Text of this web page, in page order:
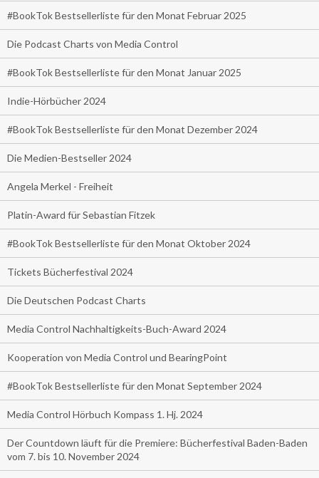
#BookTok Bestsellerliste für den Monat Februar 2025
Die Podcast Charts von Media Control
#BookTok Bestsellerliste für den Monat Januar 2025
Indie-Hörbücher 2024
#BookTok Bestsellerliste für den Monat Dezember 2024
Die Medien-Bestseller 2024
Angela Merkel - Freiheit
Platin-Award für Sebastian Fitzek
#BookTok Bestsellerliste für den Monat Oktober 2024
Tickets Bücherfestival 2024
Die Deutschen Podcast Charts
Media Control Nachhaltigkeits-Buch-Award 2024
Kooperation von Media Control und BearingPoint
#BookTok Bestsellerliste für den Monat September 2024
Media Control Hörbuch Kompass 1. Hj. 2024
Der Countdown läuft für die Premiere: Bücherfestival Baden-Baden
vom 7. bis 10. November 2024